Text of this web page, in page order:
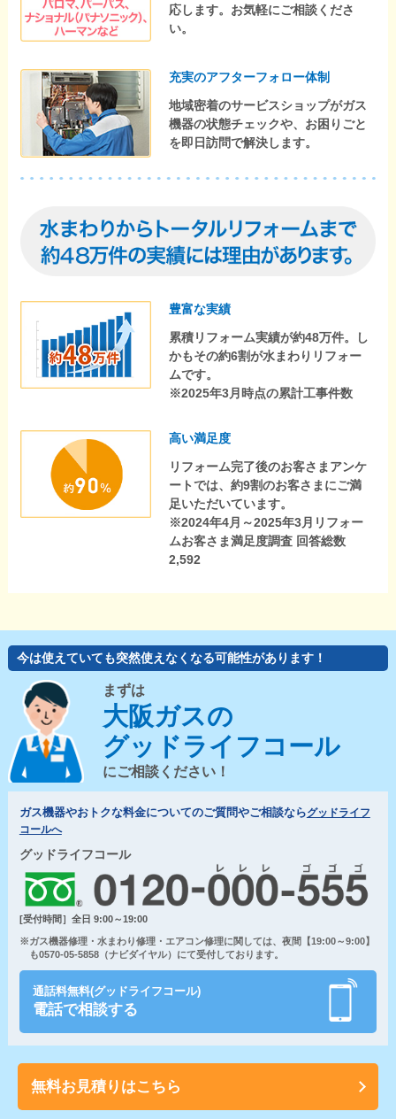
応します。お気軽にご相談くださ
い。
充実のアフターフォロー体制
地域密着のサービスショップがガス
機器の状態チェックや、お困りごと
を即日訪問で解決します。
豊富な実績
累積リフォーム実績が約48万件。し
かもその約6割が水まわりリフォー
ムです。
※2025年3月時点の累計工事件数
高い満足度
リフォーム完了後のお客さまアンケ
ートでは、約9割のお客さまにご満
足いただいています。
※2024年4月～2025年3月リフォー
ムお客さま満足度調査 回答総数
2,592
今は使えていても突然使えなくなる可能性があります！
まずは
大阪ガスの
グッドライフコール
にご相談ください！
ガス機器やおトクな料金についてのご質問やご相談ならグッドライフ
コールへ
グッドライフコール
[受付時間］全日 9:00～19:00
※ガス機器修理・水まわり修理・エアコン修理に関しては、夜間【19:00～9:00】
も0570-05-5858（ナビダイヤル）にて受付しております。
通話料無料(グッドライフコール)
電話で相談する
無料お見積りはこちら